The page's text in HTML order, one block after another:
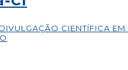
CIENTÍFICA